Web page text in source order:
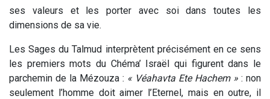
ses valeurs et les porter avec soi dans toutes les
dimensions de sa vie.
Les Sages du Talmud interprètent précisément en ce sens
les premiers mots du Chéma’ Israël qui figurent dans le
parchemin de la Mézouza : « Véahavta Ete Hachem » : non
seulement l’homme doit aimer l’Eternel, mais en outre, il